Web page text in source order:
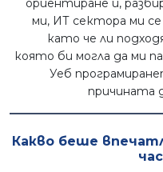
ми, ИТ сектора ми
като че ли
която би могла да ми
Уеб
причината
Какво беше